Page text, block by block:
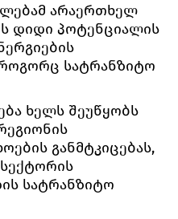
არაერთხელ
დიდი პოტენციალის
სატრანზიტო
ხელს შეუწყობს
განმტკიცებას,
სატრანზიტო